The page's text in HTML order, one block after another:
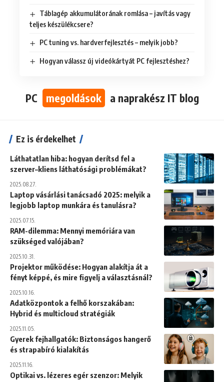
Táblagép akkumulátorának romlása – javítás vagy
teljes készülékcsere?
PC tuning vs. hardverfejlesztés – melyik jobb?
Hogyan válassz új videókártyát PC fejlesztéshez?
PC megoldások a naprakész IT blog
Ez is érdekelhet
Láthatatlan hiba: hogyan derítsd fel a
szerver–kliens láthatósági problémákat?
2025.08.27.
Laptop vásárlási tanácsadó 2025: melyik a
legjobb laptop munkára és tanulásra?
2025.07.15.
RAM-dilemma: Mennyi memóriára van
szükséged valójában?
2025.10.31.
Projektor működése: Hogyan alakítja át a
fényt képpé, és mire figyelj a választásnál?
2025.10.16.
Adatközpontok a felhő korszakában:
Hybrid és multicloud stratégiák
2025.11.05.
Gyerek fejhallgatók: Biztonságos hangerő
és strapabíró kialakítás
2025.11.16.
Optikai vs. lézeres egér szenzor: Melyik